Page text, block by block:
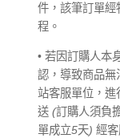
件，該筆訂單經
程。
• 若因訂購人本
認，導致商品無
站客服單位，進
送(訂購人須負
單成立5天) 經